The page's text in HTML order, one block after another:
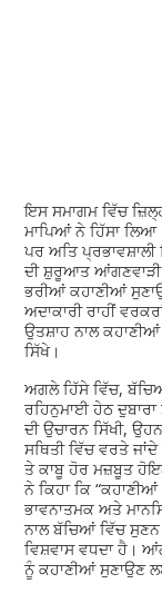
ਇਸ ਸਮਾਗਮ ਵਿੱਚ
ਮਾਪਿਆਂ ਨੇ ਹਿੱਸਾ
ਪਰ ਅਤਿ
ਦੀ ਸ਼ੁਰੂਆਤ
ਭਰੀਆਂ ਕਹਾਣੀਆਂ
ਅਦਾਕਾਰੀ ਰਾਹੀਂ
ਉਤਸ਼ਾਹ ਨਾਲ
ਸਿੱਖੇ।
ਅਗਲੇ ਹਿੱਸੇ ਵਿੱਚ,
ਰਹਿਨੁਮਾਈ ਹੇਠ
ਦੀ ਉਚਾਰਨ ਸਿੱਖੀ,
ਸਥਿਤੀ ਵਿੱਚ ਵਰਤੇ
ਤੇ ਕਾਬੂ ਹੋਰ ਮਜ਼ਬੂਤ
ਨੇ ਕਿਹਾ ਕਿ
ਭਾਵਨਾਤਮਕ ਅਤੇ
ਨਾਲ ਬੱਚਿਆਂ ਵਿੱਚ
ਵਿਸ਼ਵਾਸ ਵਧਦਾ ਹੈ।
ਨੂੰ ਕਹਾਣੀਆਂ ਸੁਣਾਉਣ